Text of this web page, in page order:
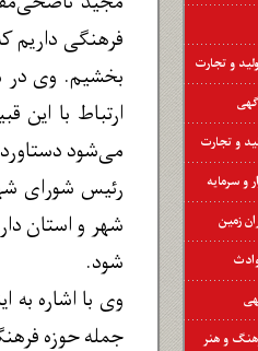
فرهنگی داریم
بخشیم. وی در
ارتباط با
می‌شود
رئیس شورای
شهر و استان
شود.
وی با اشاره
جمله حوزه